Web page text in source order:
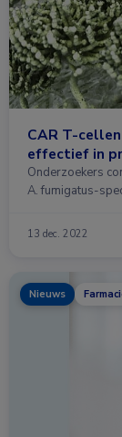
CAR T-
effectief in
Onderzoekers
A. fumigatus-
13 dec. 2022
Nieuws